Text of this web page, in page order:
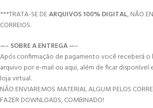
***TRATA-SE DEARQUIVOS 100% DIGITAL, NÃO
CORREIOS.
—- SOBRE A ENTREGA —-
Após confirmação de pagamento você receberá
arquivo por e-mail ou aqui, além de ficar disponível
loja virtual.
NÃO ENVIAREMOS MATERIAL ALGUM PELOS
FAZER DOWNLOADS, COMBINADO!